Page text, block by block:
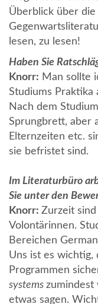
Überblick über
lesen, zu lesen!
Haben Sie
Knorr: Man sollte
Studiums Praktika
Nach dem
Sprungbrett, aber
Elternzeiten etc.
sie befristet sind.
Im Literaturbüro
Sie unter den
Knorr: Zurzeit
Volontärinnen.
Bereichen
Uns ist es wichtig,
Programmen
systems zumindest
etwas sagen.